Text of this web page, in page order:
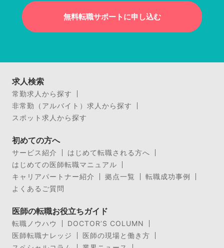
無料転職サポートに申し込む
求人検索
常勤求人から探す
非常勤（アルバイト）求人から探す
スポット求人から探す
初めての方へ
サービス紹介
はじめて転職される方へ
はじめての医師転職マニュアル
キャリアパートナー紹介
拠点一覧
転職成功事例
よくあるご質問
医師の転職お役立ちガイド
転職ノウハウ
DOCTOR’S COLUMN
医師転職ナレッジ
医師の現場と働き方